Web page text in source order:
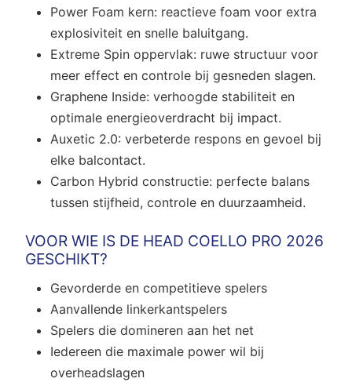
Power Foam kern: reactieve foam voor extra
explosiviteit en snelle baluitgang.
Extreme Spin oppervlak: ruwe structuur voor
meer effect en controle bij gesneden slagen.
Graphene Inside: verhoogde stabiliteit en
optimale energieoverdracht bij impact.
Auxetic 2.0: verbeterde respons en gevoel bij
elke balcontact.
Carbon Hybrid constructie: perfecte balans
tussen stijfheid, controle en duurzaamheid.
VOOR WIE IS DE HEAD COELLO PRO 2026
GESCHIKT?
Gevorderde en competitieve spelers
Aanvallende linkerkantspelers
Spelers die domineren aan het net
Iedereen die maximale power wil bij
overheadslagen